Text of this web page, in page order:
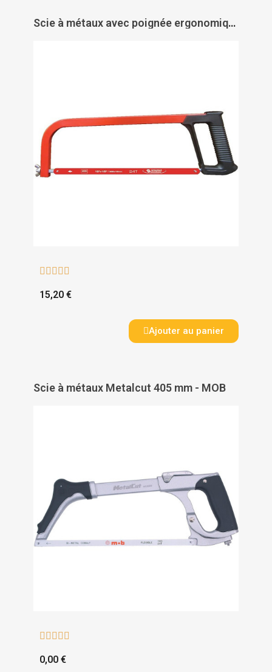
Scie à métaux avec poignée ergonomique - TALIAPLAST
    
15,20 €
Ajouter au panier
Scie à métaux Metalcut 405 mm - MOB
    
0,00 €